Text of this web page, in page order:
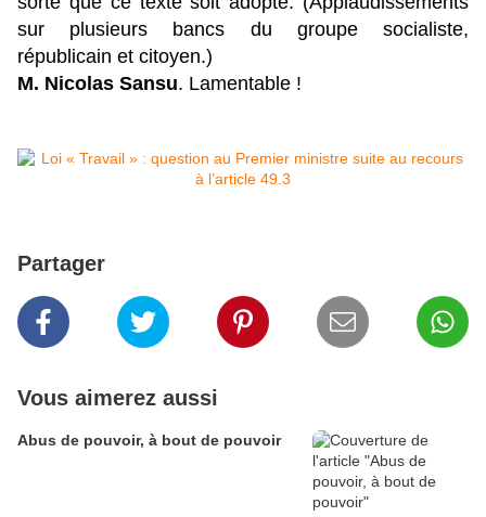
sur plusieurs bancs du groupe socialiste,
républicain et citoyen.)
M. Nicolas Sansu. Lamentable !
Partager
Vous aimerez aussi
Abus de pouvoir, à bout de pouvoir